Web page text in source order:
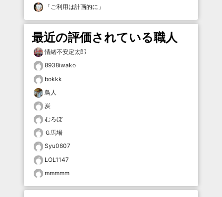
「 ご利用は計画的に 」
最近の評価されている職人
情緒不安定太郎
8938iwako
bokkk
鳥人
炭
むろぼ
Ｇ馬場
Syu0607
LOL1147
mmmmm